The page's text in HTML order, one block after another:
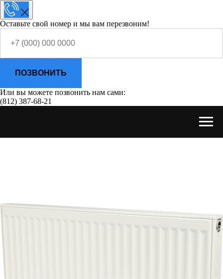
Оставьте свой номер и мы вам перезвоним!
ПОЗВОНИТЬ
Или вы можете позвонить нам сами:
(812) 387-68-21